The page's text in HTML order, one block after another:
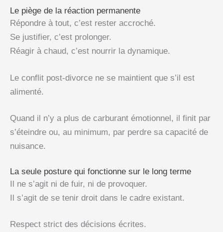
Le piège de la réaction permanente
Répondre à tout, c’est rester accroché.
Se justifier, c’est prolonger.
Réagir à chaud, c’est nourrir la dynamique.
Le conflit post-divorce ne se maintient que s’il est
alimenté.
Quand il n’y a plus de carburant émotionnel, il finit par
s’éteindre ou, au minimum, par perdre sa capacité de
nuisance.
La seule posture qui fonctionne sur le long terme
Il ne s’agit ni de fuir, ni de provoquer.
Il s’agit de se tenir droit dans le cadre existant.
Respect strict des décisions écrites.